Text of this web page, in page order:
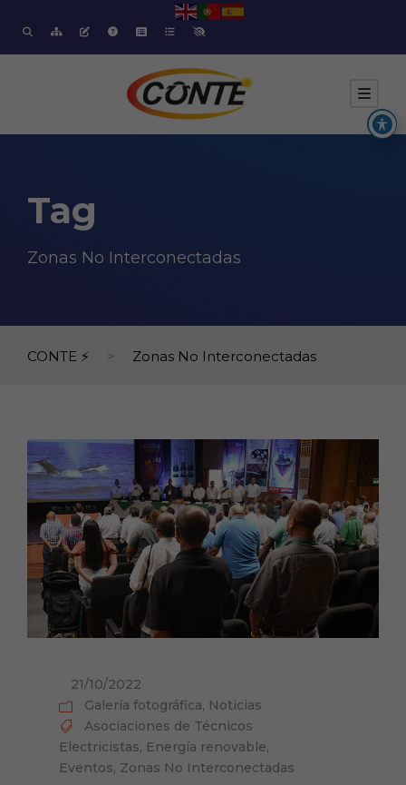
Tag
Zonas No Interconectadas
CONTE ⚡ > Zonas No Interconectadas
21/10/2022
Galería fotográfica, Noticias
Asociaciones de Técnicos
Electricistas, Energía renovable,
Eventos, Zonas No Interconectadas